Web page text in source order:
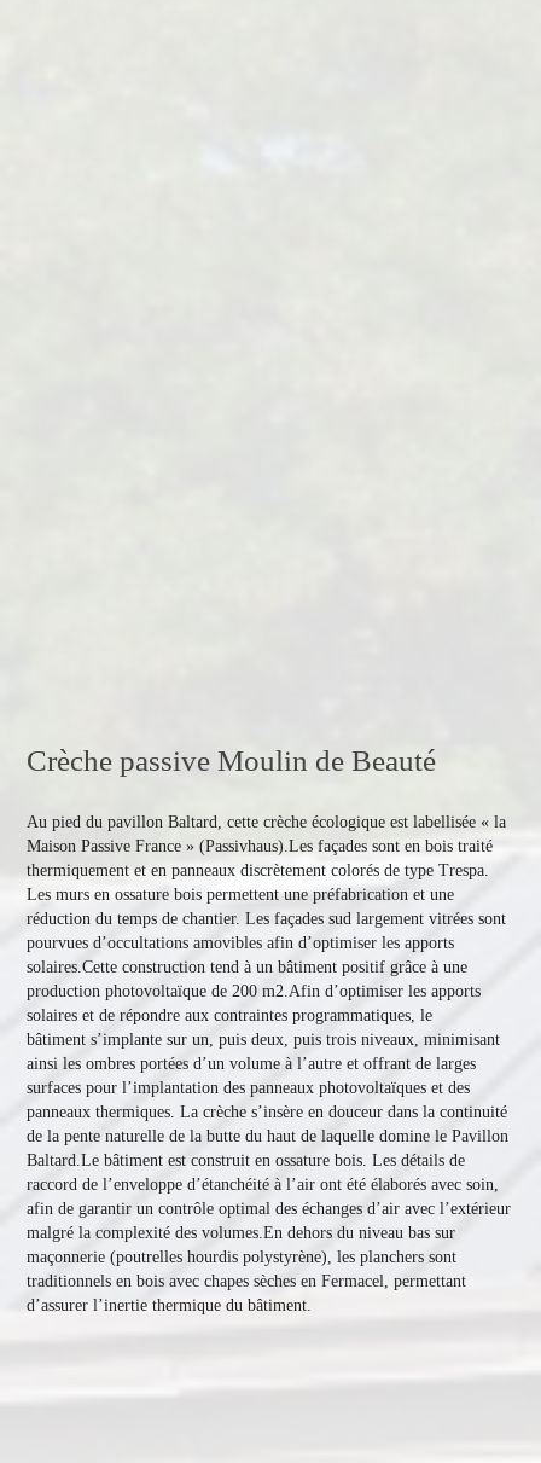
Crèche passive Moulin de Beauté
Au pied du pavillon Baltard, cette crèche écologique est labellisée « la
Maison Passive France » (Passivhaus).Les façades sont en bois traité
thermiquement et en panneaux discrètement colorés de type Trespa.
Les murs en ossature bois permettent une préfabrication et une
réduction du temps de chantier. Les façades sud largement vitrées sont
pourvues d’occultations amovibles afin d’optimiser les apports
solaires.Cette construction tend à un bâtiment positif grâce à une
production photovoltaïque de 200 m2.Afin d’optimiser les apports
solaires et de répondre aux contraintes programmatiques, le
bâtiment s’implante sur un, puis deux, puis trois niveaux, minimisant
ainsi les ombres portées d’un volume à l’autre et offrant de larges
surfaces pour l’implantation des panneaux photovoltaïques et des
panneaux thermiques. La crèche s’insère en douceur dans la continuité
de la pente naturelle de la butte du haut de laquelle domine le Pavillon
Baltard.Le bâtiment est construit en ossature bois. Les détails de
raccord de l’enveloppe d’étanchéité à l’air ont été élaborés avec soin,
afin de garantir un contrôle optimal des échanges d’air avec l’extérieur
malgré la complexité des volumes.En dehors du niveau bas sur
maçonnerie (poutrelles hourdis polystyrène), les planchers sont
traditionnels en bois avec chapes sèches en Fermacel, permettant
d’assurer l’inertie thermique du bâtiment.